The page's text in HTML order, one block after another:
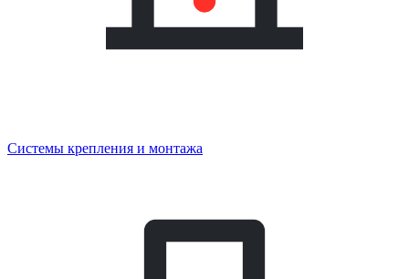
Системы крепления и монтажа